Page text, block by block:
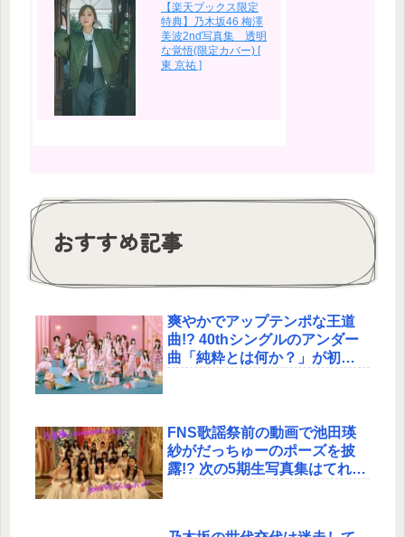
【楽天ブックス限定
特典】乃木坂46 梅澤
美波2nd写真集 透明
な覚悟(限定カバー) [
東 京祐 ]
おすすめ記事
爽やかでアップテンポな王道
曲!? 40thシングルのアンダー
曲「純粋とは何か？」が初オ
FNS歌謡祭前の動画で池田瑛
紗がだっちゅーのポーズを披
露!? 次の5期生写真集はてれぱ